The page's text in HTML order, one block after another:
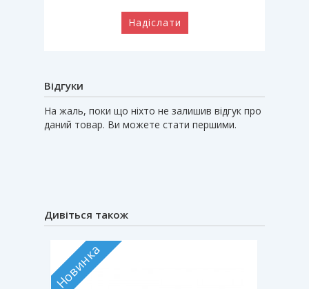
Надіслати
Відгуки
На жаль, поки що ніхто не залишив відгук про
даний товар. Ви можете стати першими.
Дивіться також
Новинка